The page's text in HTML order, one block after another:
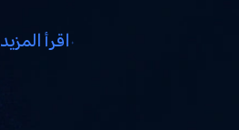
اقرأ المزيد